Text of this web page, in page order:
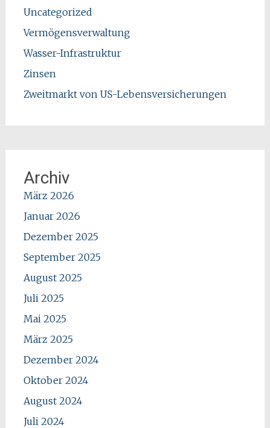
Uncategorized
Vermögensverwaltung
Wasser-Infrastruktur
Zinsen
Zweitmarkt von US-Lebensversicherungen
Archiv
März 2026
Januar 2026
Dezember 2025
September 2025
August 2025
Juli 2025
Mai 2025
März 2025
Dezember 2024
Oktober 2024
August 2024
Juli 2024